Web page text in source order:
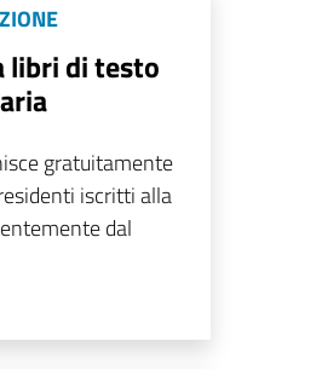
libri di testo
gratuitamente
iscritti alla
dal